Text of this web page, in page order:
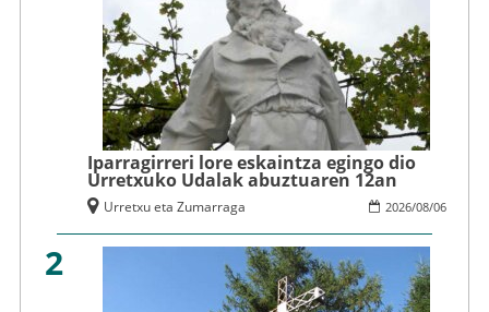
Iparragirreri lore eskaintza egingo dio
Urretxuko Udalak abuztuaren 12an
2026/08/06
Urretxu eta Zumarraga
2